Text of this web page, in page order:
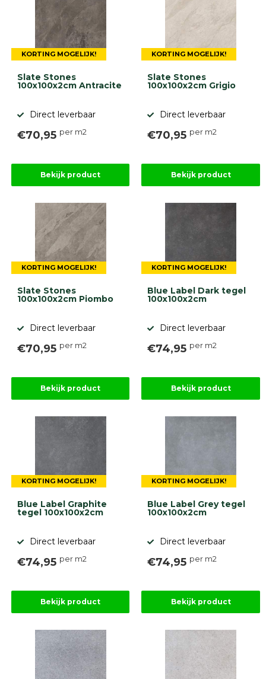
KORTING MOGELIJK!
Slate Stones
100x100x2cm Antracite
Direct leverbaar
€70,95 per m2
Bekijk product
KORTING MOGELIJK!
Slate Stones
100x100x2cm Grigio
Direct leverbaar
€70,95 per m2
Bekijk product
KORTING MOGELIJK!
Slate Stones
100x100x2cm Piombo
Direct leverbaar
€70,95 per m2
Bekijk product
KORTING MOGELIJK!
Blue Label Dark tegel
100x100x2cm
Direct leverbaar
€74,95 per m2
Bekijk product
KORTING MOGELIJK!
Blue Label Graphite
tegel 100x100x2cm
Direct leverbaar
€74,95 per m2
Bekijk product
KORTING MOGELIJK!
Blue Label Grey tegel
100x100x2cm
Direct leverbaar
€74,95 per m2
Bekijk product